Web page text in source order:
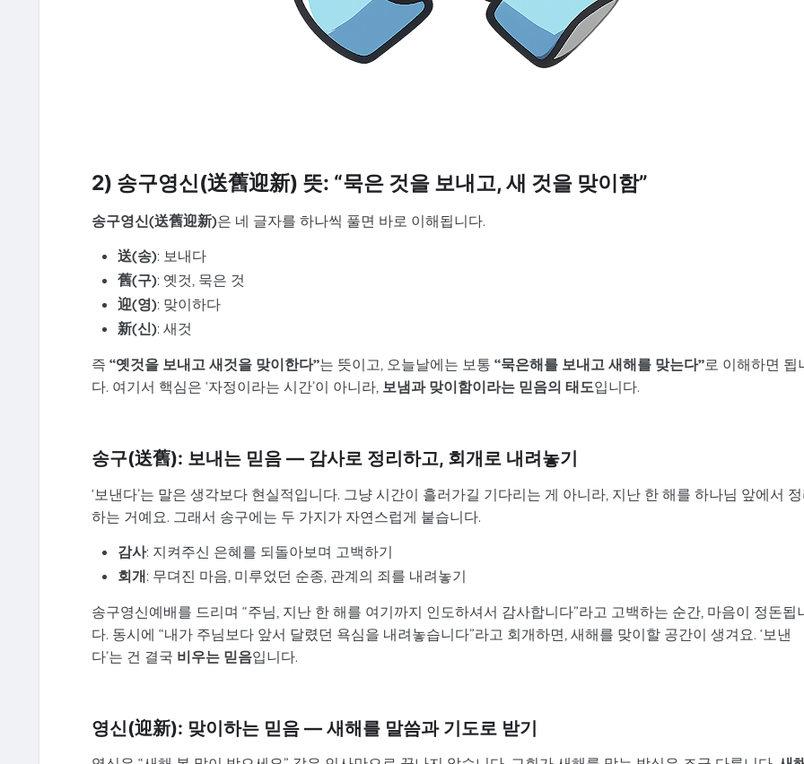
2) 송구영신(送舊迎新) 뜻: “묵은 것을 보내고, 새 것을 맞이함”
송구영신(送舊迎新)은 네 글자를 하나씩 풀면 바로 이해됩니다.
送(송): 보내다
舊(구): 옛것, 묵은 것
迎(영): 맞이하다
新(신): 새것
즉 “옛것을 보내고 새것을 맞이한다”는 뜻이고, 오늘날에는 보통 “묵은해를 보내고 새해를 맞는다”로 이해하면 됩
다. 여기서 핵심은 ‘자정이라는 시간’이 아니라, 보냄과 맞이함이라는 믿음의 태도입니다.
송구(送舊): 보내는 믿음 — 감사로 정리하고, 회개로 내려놓기
‘보낸다’는 말은 생각보다 현실적입니다. 그냥 시간이 흘러가길 기다리는 게 아니라, 지난 한 해를 하나님 앞에서
하는 거예요. 그래서 송구에는 두 가지가 자연스럽게 붙습니다.
감사: 지켜주신 은혜를 되돌아보며 고백하기
회개: 무뎌진 마음, 미루었던 순종, 관계의 죄를 내려놓기
송구영신예배를 드리며 “주님, 지난 한 해를 여기까지 인도하셔서 감사합니다”라고 고백하는 순간, 마음이 정돈됩
다. 동시에 “내가 주님보다 앞서 달렸던 욕심을 내려놓습니다”라고 회개하면, 새해를 맞이할 공간이 생겨요. ‘보낸
다’는 건 결국 비우는 믿음입니다.
영신(迎新): 맞이하는 믿음 — 새해를 말씀과 기도로 받기